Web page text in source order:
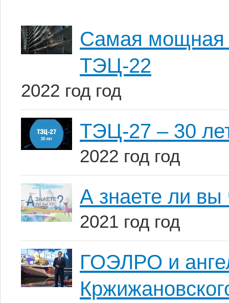
Самая мощная
ТЭЦ-22
2022 год год
ТЭЦ-27 – 30
2022 год год
А знаете ли вы
2021 год год
ГОЭЛРО и